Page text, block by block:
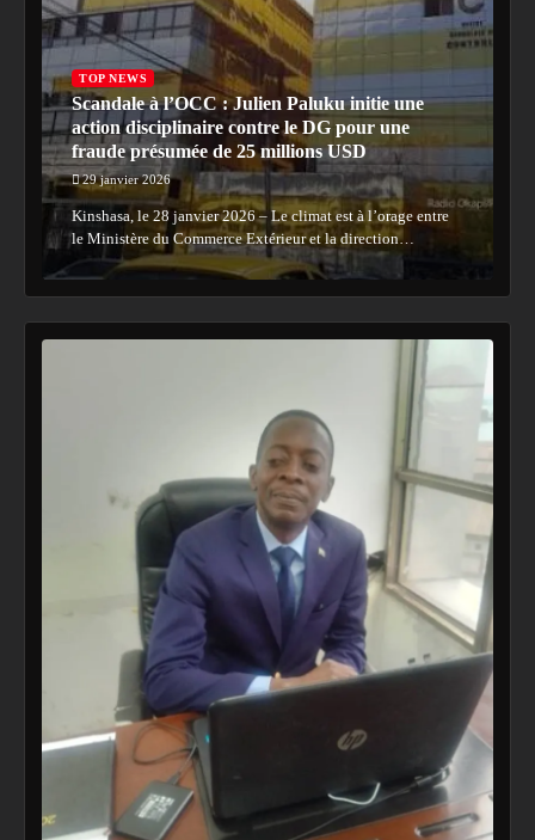
TOP NEWS
‎Scandale à l’OCC : Julien Paluku initie une
action disciplinaire contre le DG pour une
fraude présumée de 25 millions USD
29 janvier 2026
Kinshasa, le 28 janvier 2026 – Le climat est à l’orage entre
le Ministère du Commerce Extérieur et la direction…